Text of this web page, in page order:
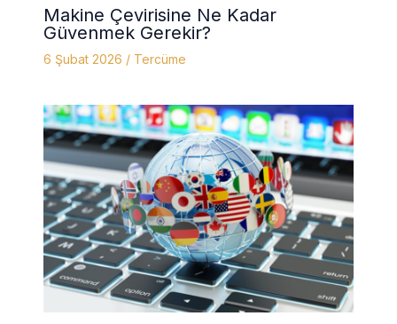
Makine Çevirisine Ne Kadar
Güvenmek Gerekir?
6 Şubat 2026 / Tercüme